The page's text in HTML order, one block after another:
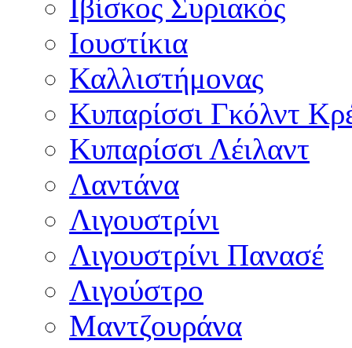
Ιβίσκος Συριακός
Ιουστίκια
Καλλιστήμονας
Κυπαρίσσι Γκόλντ
Κυπαρίσσι Λέιλαντ
Λαντάνα
Λιγουστρίνι
Λιγουστρίνι Πανασέ
Λιγούστρο
Μαντζουράνα